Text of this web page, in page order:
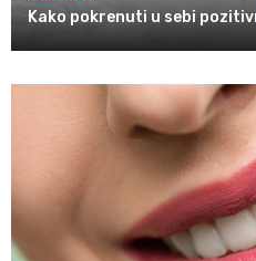
Kako pokrenuti u sebi